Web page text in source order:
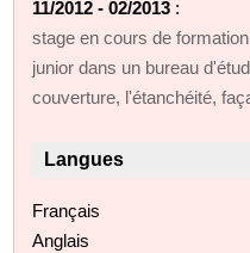
11/2012 - 02/2013 :
stage en cours de
junior dans un bureau
couverture, l'étanchéité,
Langues
Français
Anglais